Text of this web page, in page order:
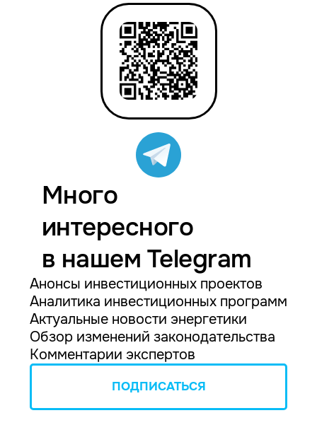
Много
интересного
в нашем Telegram
Анонсы инвестиционных проектов
Аналитика инвестиционных программ
Актуальные новости энергетики
Обзор изменений законодательства
Комментарии экспертов
ПОДПИСАТЬСЯ